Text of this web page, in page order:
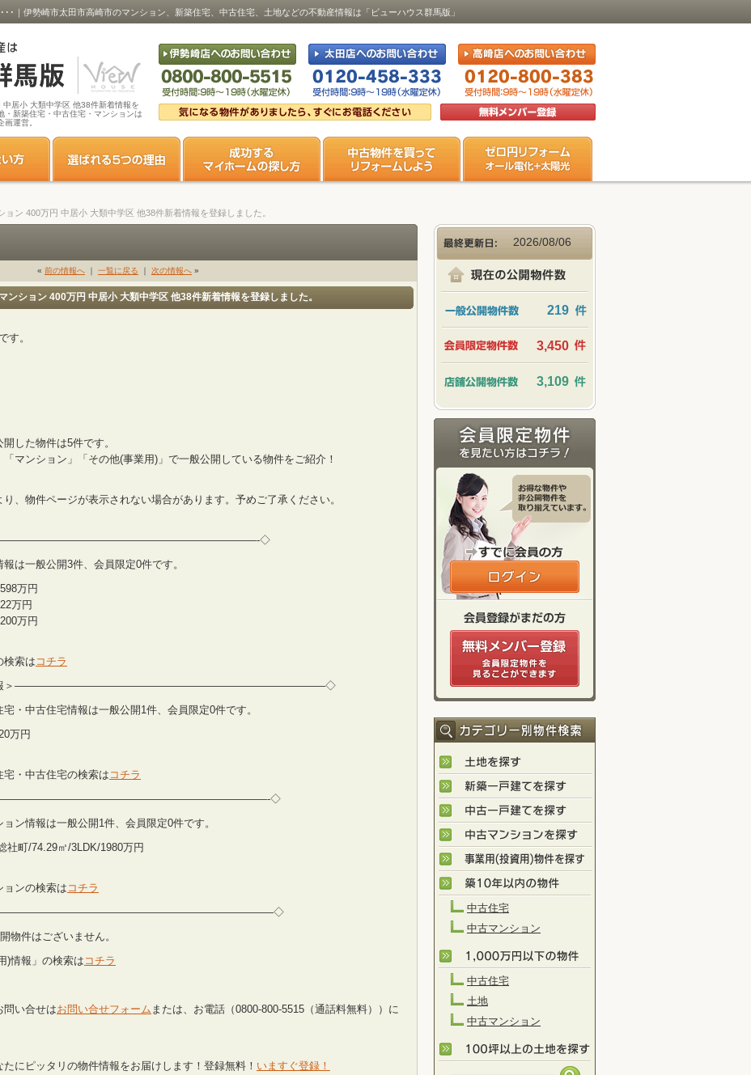
･｜伊勢崎市太田市高崎市のマンション、新築住宅、中古住宅、土地などの不動産情報は「ビューハウス群馬版」
居小 大類中学区 他38件新着情報を
新築住宅・中古住宅・マンションは
運営。
ョン 400万円 中居小 大類中学区 他38件新着情報を登録しました。
« 前の情報へ ｜ 一覧に戻る ｜ 次の情報へ »
ンション 400万円 中居小 大類中学区 他38件新着情報を登録しました。
す。
した物件は5件です。
「マンション」「その他(事業用)」で一般公開している物件をご紹介！
、物件ページが表示されない場合があります。予めご了承ください。
◇
は一般公開3件、会員限定0件です。
万円
万円
万円
検索は コチラ
公開情報＞—————————————————————————————–◇
・中古住宅情報は一般公開1件、会員限定0件です。
万円
・中古住宅の検索は コチラ
＞————————————————————————————-◇
ン情報は一般公開1件、会員限定0件です。
社町/74.29㎡/3LDK/1980万円
ョンの検索は コチラ
情報＞———————————————————————————◇
物件はございません。
)情報」の検索はコチラ
い合せはお問い合せフォーム または、お電話（0800-800-5515（通話料無料））に
にピッタリの物件情報をお届けします！登録無料！ いますぐ登録！
2026/08/06
219
3,450
3,109
中古住宅
中古マンション
中古住宅
土地
中古マンション